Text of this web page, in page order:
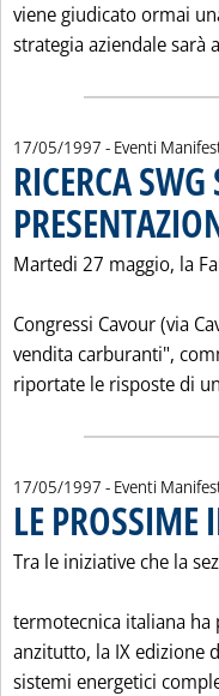
viene giudicato ormai
strategia aziendale sarà
17/05/1997 - Eventi
RICERCA
Martedi 27 maggio, la
Congressi Cavour (via
vendita carburanti",
riportate le risposte di
17/05/1997 - Eventi
LE
Tra le iniziative che la
termotecnica italiana
anzitutto, la IX edizione
sistemi energetici